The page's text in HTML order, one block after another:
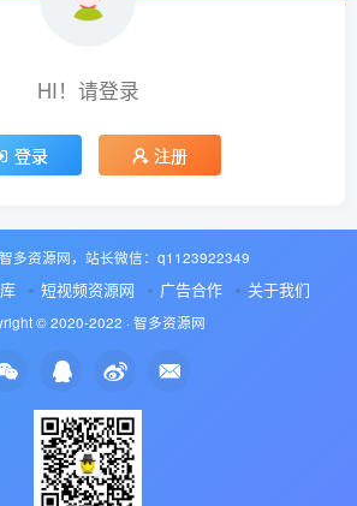
HI！请登录
登录 注册
多资源网，站长微信：q1123922349
短视频资源网 广告合作 关于我们
© 2020-2022 · 智多资源网